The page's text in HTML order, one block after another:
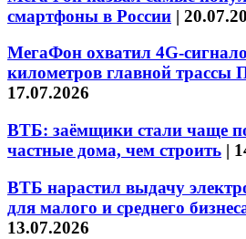
смартфоны в России |
МегаФон охватил 4G-
километров главной трассы
17.07.2026
ВТБ: заёмщики стали чаще
частные дома, чем строить |
ВТБ нарастил выдачу
для малого и среднего
13.07.2026